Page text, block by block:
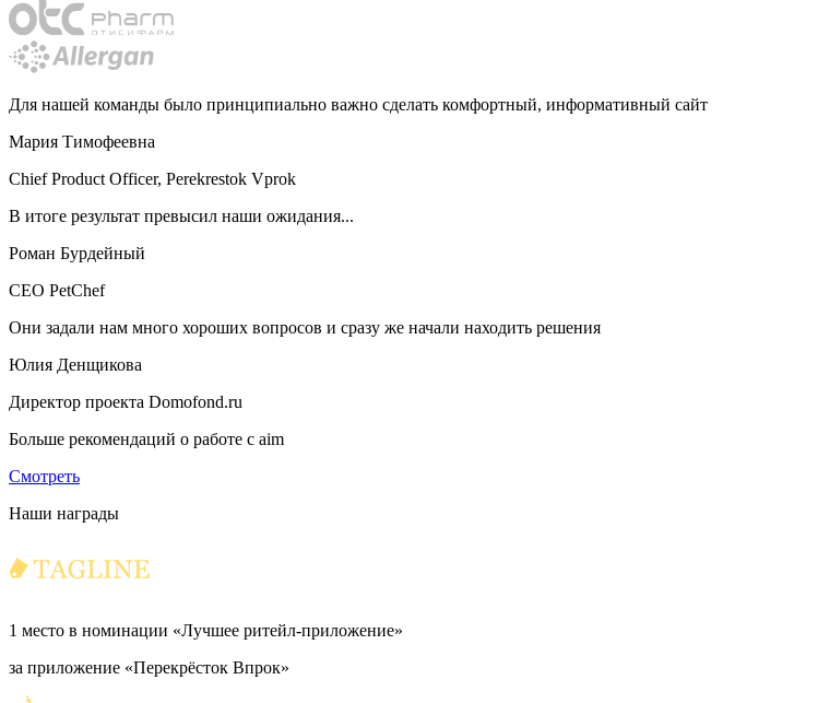
Для нашей команды было принципиально важно сделать комфортный, информативный сайт
Мария Тимофеевна
Chief Product Officer, Perekrestok Vprok
В итоге результат превысил наши ожидания...
Роман Бурдейный
CEO PetChef
Они задали нам много хороших вопросов и сразу же начали находить решения
Юлия Денщикова
Директор проекта Domofond.ru
Больше рекомендаций о работе с aim
Смотреть
Наши награды
1 место в номинации «Лучшее ритейл-приложение»
за приложение «Перекрёсток Впрок»